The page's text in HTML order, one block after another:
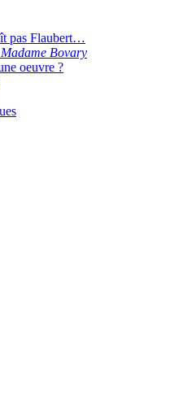
pas Flaubert…
Madame Bovary
oeuvre ?